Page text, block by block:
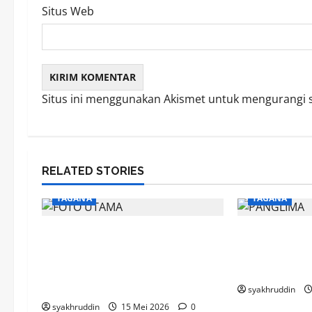
Situs Web
Situs ini menggunakan Akismet untuk mengurangi
RELATED STORIES
TAGANA
syakhruddin 15 Mei 2026 0
TAGANA
syakhruddin